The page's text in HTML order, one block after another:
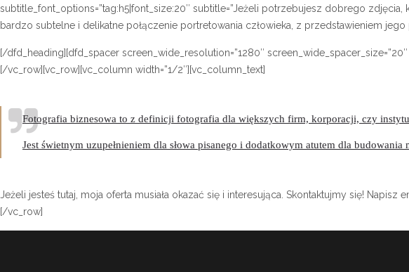
subtitle_font_options=”tag:h5|font_size:20″ subtitle=”Jeżeli potrzebujesz dobrego
bardzo subtelne i delikatne połączenie portretowania człowieka, z przedstawieniem jego
[/dfd_heading][dfd_spacer screen_wide_resolution=”1280″
[/vc_row][vc_row][vc_column width=”1/2″][vc_column_text]
Fotografia biznesowa to z definicji fotografia dla większych firm, korporacji, czy
Jest świetnym uzupełnieniem dla słowa pisanego i dodatkowym atutem dla budowania
Jeżeli jesteś tutaj, moja oferta musiała okazać się i interesująca. Skontaktujmy się!
[/vc_row]